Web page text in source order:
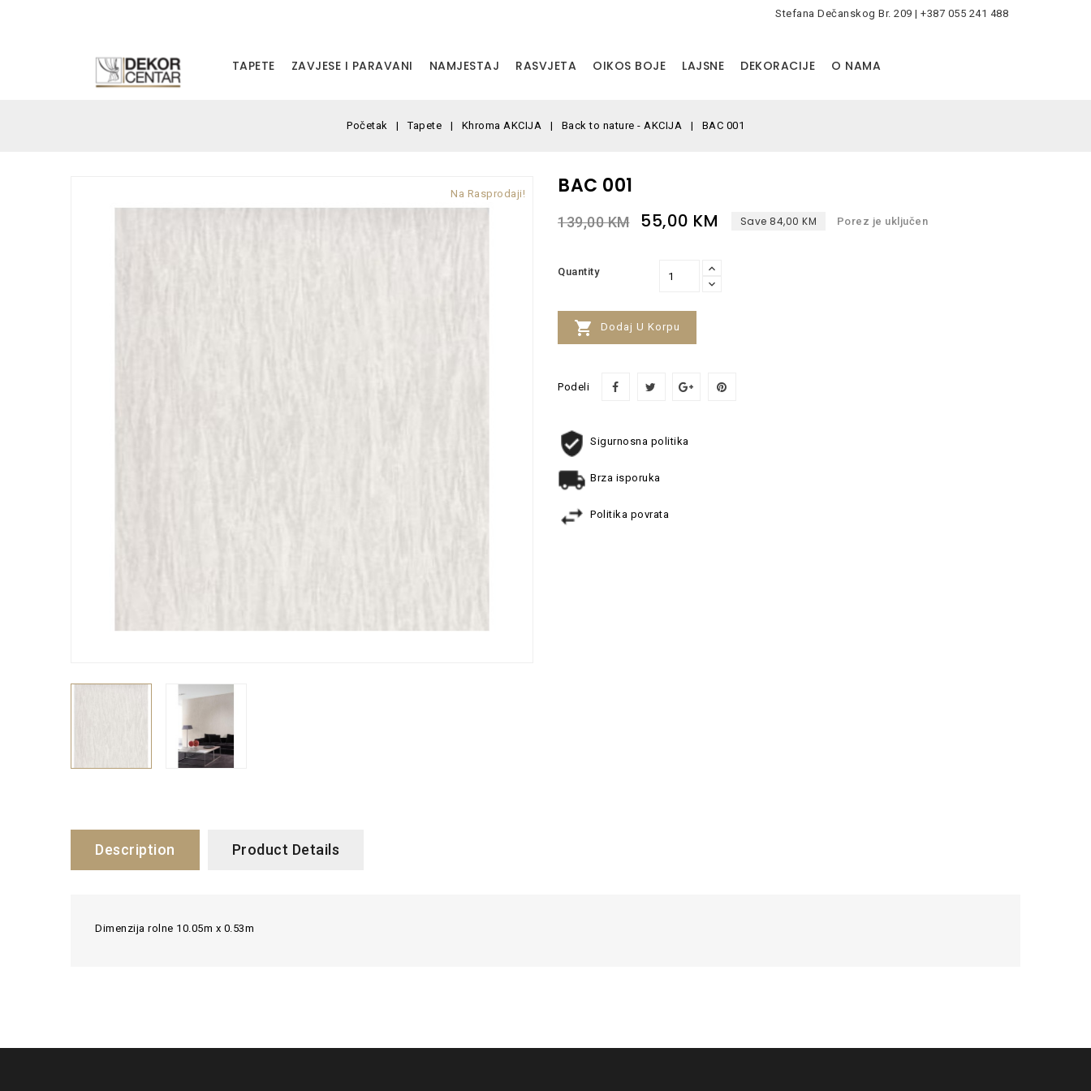
Stefana Dečanskog Br. 209 | +387 055 241 488
TAPETE ZAVJESE I PARAVANI NAMJESTAJ RASVJETA OIKOS BOJE LAJSNE DEKORACIJE O NAMA
Početak Tapete Khroma AKCIJA Back to nature - AKCIJA BAC 001
Na Rasprodaji! BAC 001
139,00 KM 55,00 KM Save 84,00 KM Porez je uključen
Quantity
 Dodaj U Korpu
Podeli
Sigurnosna politika
Brza isporuka
Politika povrata
Description Product Details
Dimenzija rolne 10.05m x 0.53m